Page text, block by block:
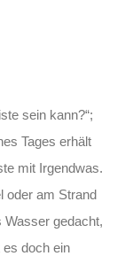
sein kann?“;
Tages erhält
mit Irgendwas.
oder am Strand
Wasser gedacht,
doch ein